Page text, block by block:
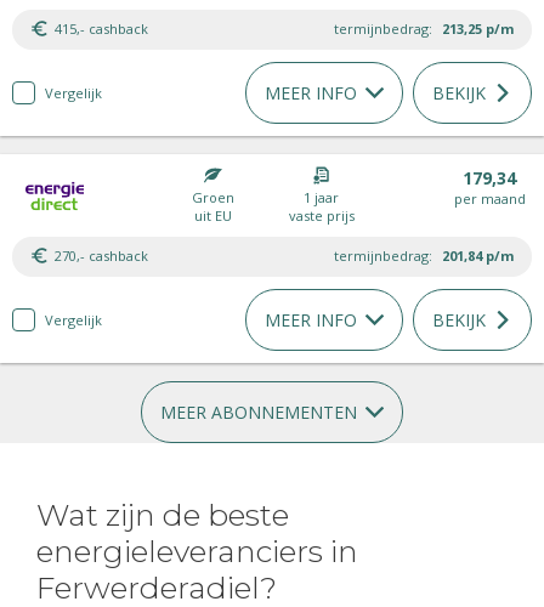
415,- cashback termijnbedrag: 213,25 p/m
Vergelijk MEER INFO BEKIJK
Groen
uit EU
1 jaar
vaste prijs
179,34
per maand
270,- cashback termijnbedrag: 201,84 p/m
Vergelijk MEER INFO BEKIJK
MEER ABONNEMENTEN
Wat zijn de beste
energieleveranciers in
Ferwerderadiel?